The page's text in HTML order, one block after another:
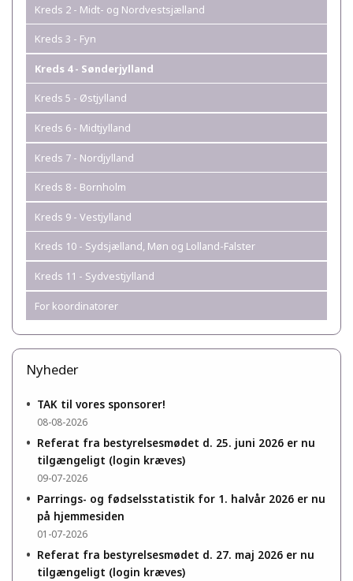
Kreds 2 - Midt- og Nordvestsjælland
Kreds 3 - Fyn
Kreds 4 - Sønderjylland
Kreds 5 - Østjylland
Kreds 6 - Midtjylland
Kreds 7 - Nordjylland
Kreds 8 - Bornholm
Kreds 9 - Vestjylland
Kreds 10 - Sydsjælland, Møn og Lolland-Falster
Kreds 11 - Sydvestjylland
For koordinatorer
Nyheder
• TAK til vores sponsorer!
08-08-2026
• Referat fra bestyrelsesmødet d. 25. juni 2026 er nu
tilgængeligt (login kræves)
09-07-2026
• Parrings- og fødselsstatistik for 1. halvår 2026 er nu
på hjemmesiden
01-07-2026
• Referat fra bestyrelsesmødet d. 27. maj 2026 er nu
tilgængeligt (login kræves)